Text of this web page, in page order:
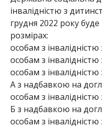
інвалідністю з
грудня 2022 року
розмірах:
особам з
особам з
особам з
А з надбавкою на
особам з
Б з надбавкою на
особам з